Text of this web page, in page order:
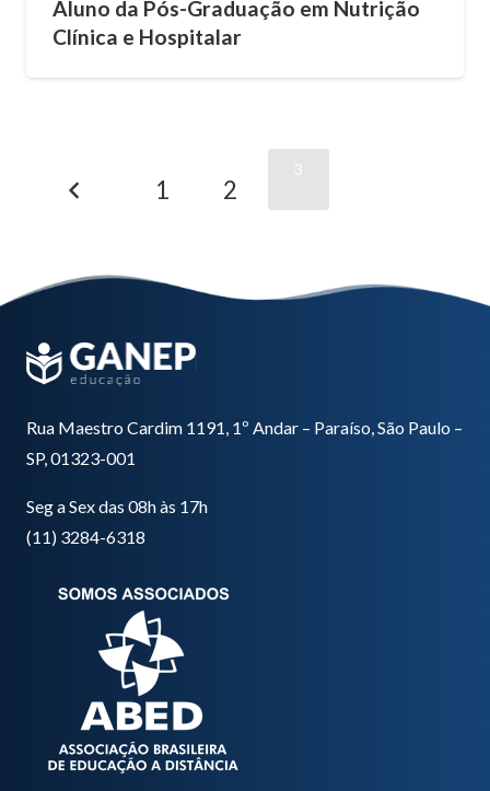
Aluno da Pós-Graduação em Nutrição
Clínica e Hospitalar
1 2
3
Rua Maestro Cardim 1191, 1º Andar – Paraíso, São Paulo –
SP, 01323-001
Seg a Sex das 08h às 17h
(11) 3284-6318